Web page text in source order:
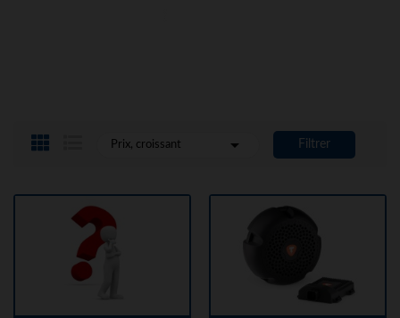
Prix, croissant  Filtrer